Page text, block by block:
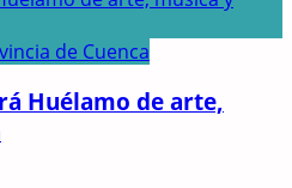
de Cuenca
Huélamo de arte,